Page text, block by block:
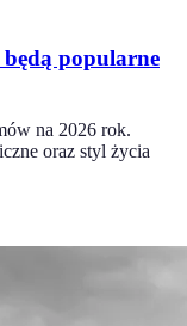
popularne
na 2026 rok.
oraz styl życia